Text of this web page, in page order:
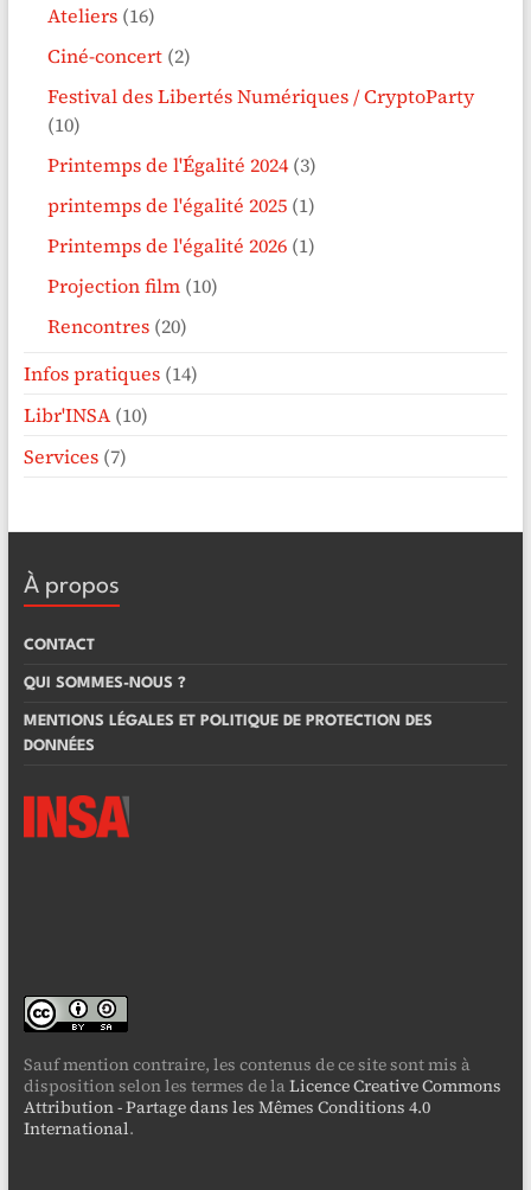
Ateliers(16)
Ciné-concert(2)
Festival des Libertés Numériques / CryptoParty
(10)
Printemps de l'Égalité 2024(3)
printemps de l'égalité 2025(1)
Printemps de l'égalité 2026(1)
Projection film(10)
Rencontres(20)
Infos pratiques(14)
Libr'INSA(10)
Services(7)
À propos
CONTACT
QUI SOMMES-NOUS ?
MENTIONS LÉGALES ET POLITIQUE DE PROTECTION DES
DONNÉES
Sauf mention contraire, les contenus de ce site sont mis à
disposition selon les termes de laLicence Creative Commons
Attribution - Partage dans les Mêmes Conditions 4.0
International.